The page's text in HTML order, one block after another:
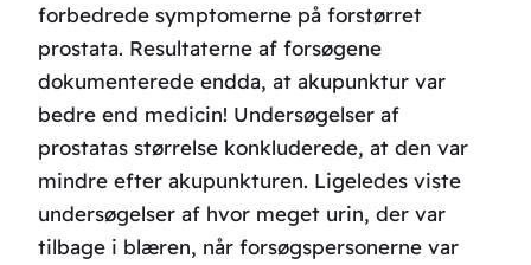
forbedrede symptomerne på forstørret
prostata. Resultaterne af forsøgene
dokumenterede endda, at akupunktur var
bedre end medicin! Undersøgelser af
prostatas størrelse konkluderede, at den var
mindre efter akupunkturen. Ligeledes viste
undersøgelser af hvor meget urin, der var
tilbage i blæren, når forsøgspersonerne var